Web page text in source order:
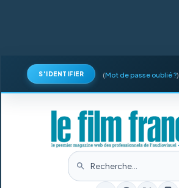
S'IDENTIFIER (Mot de passe oublié ?)